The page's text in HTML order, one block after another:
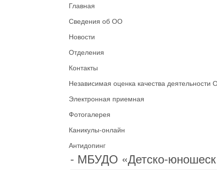
Главная
Сведения об ОО
Новости
Отделения
Контакты
Независимая оценка качества деятельности
Электронная приемная
Фотогалерея
Каникулы-онлайн
Антидопинг
- МБУДО «Детско-